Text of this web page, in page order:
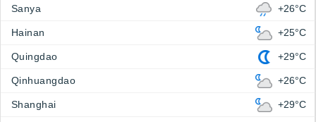
Sanya +26°C
Hainan +25°C
Quingdao +29°C
Qinhuangdao +26°C
Shanghai +29°C